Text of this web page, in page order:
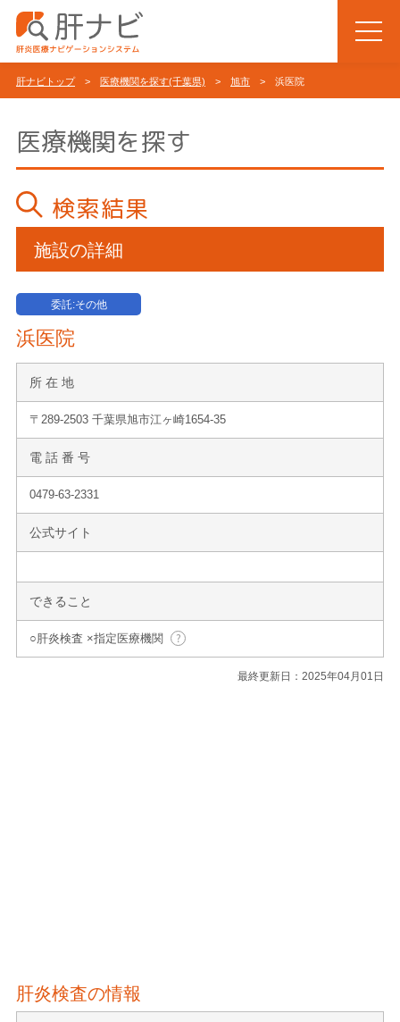
肝ナビトップ> 医療機関を探す(千葉県) > 旭市 > 浜医院
医療機関を探す
検索結果
施設の詳細
委託:その他
浜医院
所 在 地
〒289-2503 千葉県旭市江ヶ崎1654-35
電 話 番 号
0479-63-2331
公式サイト
できること
○肝炎検査 ×指定医療機関
最終更新日：2025年04月01日
肝炎検査の情報